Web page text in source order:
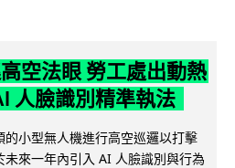
空法眼 勞工處出動熱
人臉識別精準執法
小型無人機進行高空巡邏以打擊
來一年內引入 AI 人臉識別與行為